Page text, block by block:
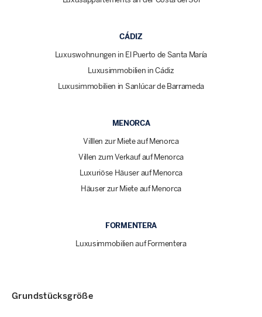
CÁDIZ
Luxuswohnungen in El Puerto de Santa María
Luxusimmobilien in Cádiz
Luxusimmobilien in Sanlúcar de Barrameda
MENORCA
Villlen zur Miete auf Menorca
Villen zum Verkauf auf Menorca
Luxuriöse Häuser auf Menorca
Häuser zur Miete auf Menorca
FORMENTERA
Luxusimmobilien auf Formentera
Grundstücksgröße